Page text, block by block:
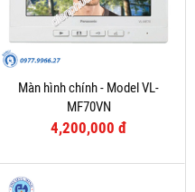
Màn hình chính - Model VL-
MF70VN
4,200,000 đ